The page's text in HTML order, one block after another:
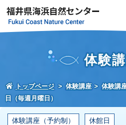
体験
トップページ 体験講座 体験講
日（毎週月曜日）
体験講座（予約制） 休館日